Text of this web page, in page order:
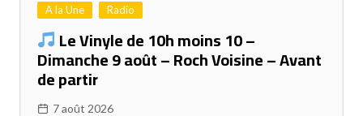
A la Une Radio
Le Vinyle de 10h moins 10 –
Dimanche 9 août – Roch Voisine – Avant
de partir
7 août 2026